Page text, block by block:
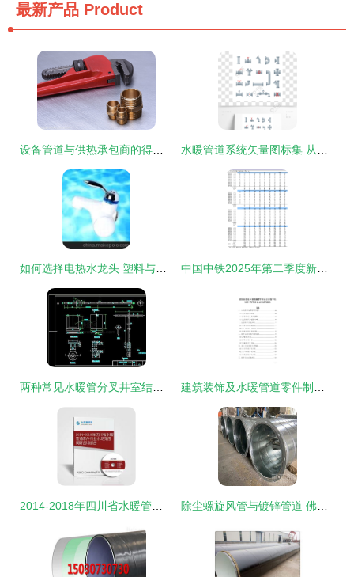
最新产品 Product